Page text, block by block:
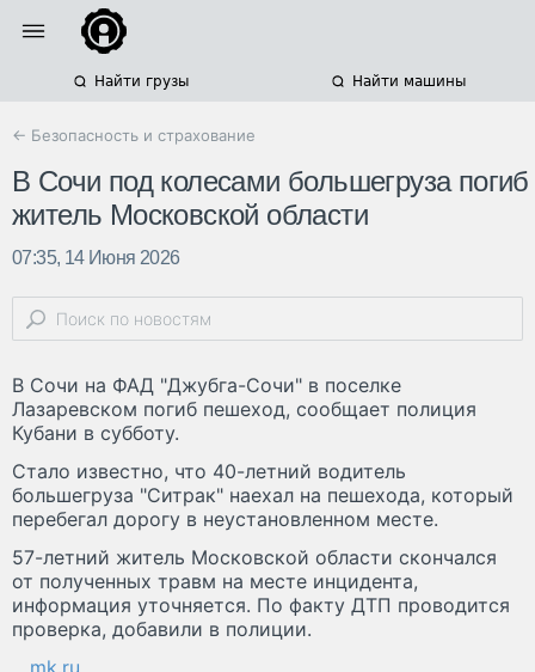
Найти грузы Найти машины
← Безопасность и страхование
В Сочи под колесами большегруза погиб
житель Московской области
07:35, 14 Июня 2026
В Сочи на ФАД "Джубга-Сочи" в поселке
Лазаревском погиб пешеход, сообщает полиция
Кубани в субботу.
Стало известно, что 40-летний водитель
большегруза "Ситрак" наехал на пешехода, который
перебегал дорогу в неустановленном месте.
57-летний житель Московской области скончался
от полученных травм на месте инцидента,
информация уточняется. По факту ДТП проводится
проверка, добавили в полиции.